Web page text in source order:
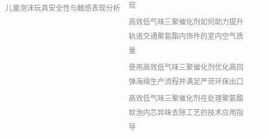
儿童泡沫玩具安全性与触感表现分析
现
高效低气味三聚催化剂如何助力提升
轨道交通聚氨酯内饰件的室内空气质
量
使用高效低气味三聚催化剂优化高回
弹海绵生产流程并满足严苛环保出口
高效低气味三聚催化剂在处理聚氨酯
软泡内芯异味去除工艺的技术应用指
导